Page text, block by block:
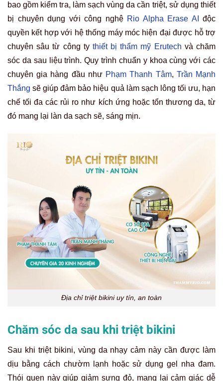
bao gồm kiểm tra, làm sạch vùng da cần triệt, sử dụng thiết
bị chuyên dụng với công nghệ Rio Alpha Erase AI
độc
quyền kết hợp với hệ thống máy móc hiện đại được hỗ trợ
chuyên sâu từ công ty thiết bị thẩm mỹ Erutech và chăm
sóc da sau liệu trình. Quy trình chuẩn y khoa cùng với các
chuyên gia hàng đầu như Phạm Thanh Tâm, Trần Mạnh
Thắngsẽ giúp đảm bảo hiệu quả làm sạch lông tối ưu, hạn
chế tối đa các rủi ro như kích ứng hoặc tổn thương da, từ
đó mang lại làn da sạch sẽ, sáng mịn.
Địa chỉ triệt bikini uy tín, an toàn
Chăm sóc da sau khi triệt bikini
Sau khi triệt bikini, vùng da nhạy cảm này cần được làm
dịu bằng cách chườm lạnh hoặc sử dụng gel nha đam.
Thói quen này giúp giảm sưng đỏ, mang lại cảm giác dễ